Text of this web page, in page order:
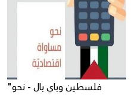
"فلسطين وباي بال - نحو